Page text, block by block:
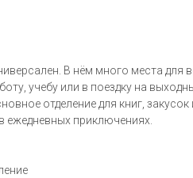
В нём много места для
учебу или в поездку на
отделение для книг,
ежедневных приключениях.